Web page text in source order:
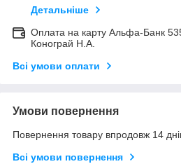
Детальніше
Оплата на карту Альфа-Банк
Конограй Н.А.
Всі умови оплати
Умови повернення
Повернення товару впродовж 14
Всі умови повернення